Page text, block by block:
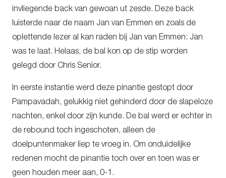
invliegende back van gewoan ut zesde. Deze back
luisterde naar de naam Jan van Emmen en zoals de
oplettende lezer al kan raden bij Jan van Emmen: Jan
was te laat. Helaas, de bal kon op de stip worden
gelegd door Chris Senior.
In eerste instantie werd deze pinantie gestopt door
Pampavadah, gelukkig niet gehinderd door de slapeloze
nachten, enkel door zijn kunde. De bal werd er echter in
de rebound toch ingeschoten, alleen de
doelpuntenmaker liep te vroeg in. Om onduidelijke
redenen mocht de pinantie toch over en toen was er
geen houden meer aan, 0-1.